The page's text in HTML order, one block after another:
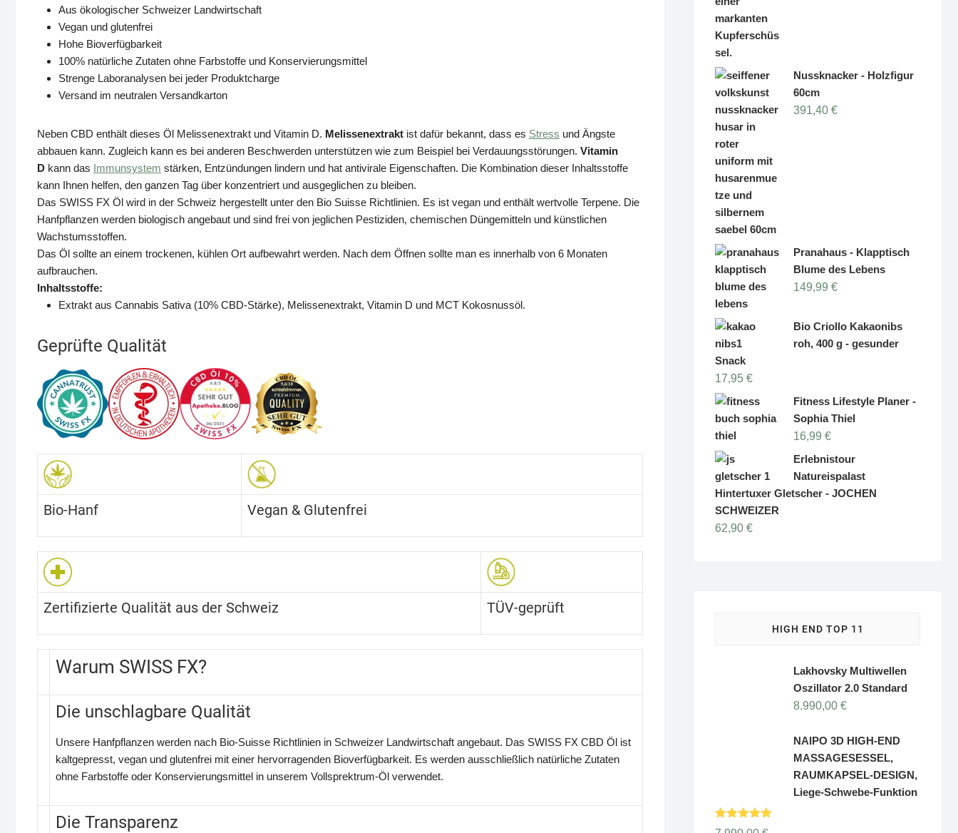
Aus ökologischer Schweizer Landwirtschaft
Vegan und glutenfrei
Hohe Bioverfügbarkeit
100% natürliche Zutaten ohne Farbstoffe und Konservierungsmittel
Strenge Laboranalysen bei jeder Produktcharge
Versand im neutralen Versandkarton
Neben CBD enthält dieses Öl Melissenextrakt und Vitamin D. Melissenextrakt ist dafür bekannt, dass es Stress und Ängste
abbauen kann. Zugleich kann es bei anderen Beschwerden unterstützen wie zum Beispiel bei Verdauungsstörungen. Vitamin
D kann das Immunsystem stärken, Entzündungen lindern und hat antivirale Eigenschaften. Die Kombination dieser Inhaltsstoffe
kann Ihnen helfen, den ganzen Tag über konzentriert und ausgeglichen zu bleiben.
Das SWISS FX Öl wird in der Schweiz hergestellt unter den Bio Suisse Richtlinien. Es ist vegan und enthält wertvolle Terpene. Die
Hanfpflanzen werden biologisch angebaut und sind frei von jeglichen Pestiziden, chemischen Düngemitteln und künstlichen
Wachstumsstoffen.
Das Öl sollte an einem trockenen, kühlen Ort aufbewahrt werden. Nach dem Öffnen sollte man es innerhalb von 6 Monaten
aufbrauchen.
Inhaltsstoffe:
Extrakt aus Cannabis Sativa (10% CBD-Stärke), Melissenextrakt, Vitamin D und MCT Kokosnussöl.
Geprüfte Qualität
Bio-Hanf Vegan & Glutenfrei
Zertifizierte Qualität aus der Schweiz TÜV-geprüft
Warum SWISS FX?
Die unschlagbare Qualität
Unsere Hanfpflanzen werden nach Bio-Suisse Richtlinien in Schweizer Landwirtschaft angebaut. Das SWISS FX CBD Öl ist
kaltgepresst, vegan und glutenfrei mit einer hervorragenden Bioverfügbarkeit. Es werden ausschließlich natürliche Zutaten
ohne Farbstoffe oder Konservierungsmittel in unserem Vollsprektrum-Öl verwendet.
Die Transparenz
Nussknacker - Holzfigur
60cm
391,40 €
Pranahaus - Klapptisch
Blume des Lebens
149,99 €
Bio Criollo Kakaonibs
roh, 400 g - gesunder
Snack
17,95 €
Fitness Lifestyle Planer -
Sophia Thiel
16,99 €
Erlebnistour
Natureispalast
Hintertuxer Gletscher - JOCHEN
SCHWEIZER
62,90 €
HIGH END TOP 11
Lakhovsky Multiwellen
Oszillator 2.0 Standard
8.990,00 €